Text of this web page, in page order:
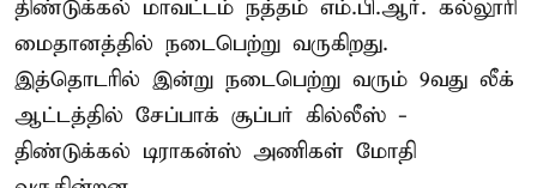
திண்டுக்கல் மாவட்டம் நத்தம் எம்.பி.ஆர். கல்லூரி
மைதானத்தில் நடைபெற்று வருகிறது.
இத்தொடரில் இன்று நடைபெற்று வரும் 9வது லீக்
ஆட்டத்தில் சேப்பாக் சூப்பர் கில்லீஸ் -
திண்டுக்கல் டிராகன்ஸ் அணிகள் மோதி